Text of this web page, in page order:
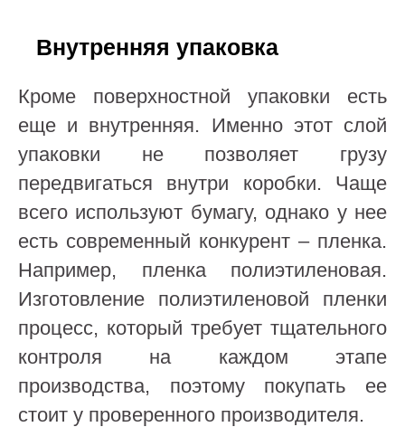
Внутренняя упаковка
Кроме поверхностной упаковки есть
еще и внутренняя. Именно этот слой
упаковки не позволяет грузу
передвигаться внутри коробки. Чаще
всего используют бумагу, однако у нее
есть современный конкурент – пленка.
Например, пленка полиэтиленовая.
Изготовление полиэтиленовой пленки
процесс, который требует тщательного
контроля на каждом этапе
производства, поэтому покупать ее
стоит у проверенного производителя.